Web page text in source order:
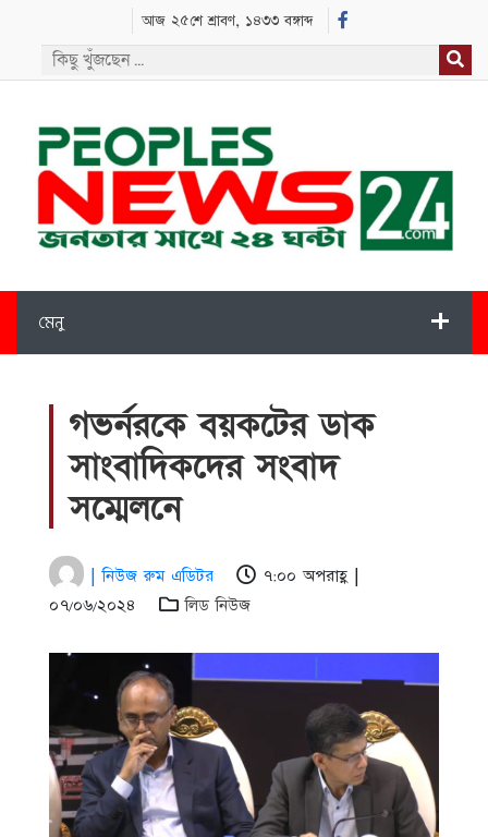
আজ ২৫শে শ্রাবণ, ১৪৩৩ বঙ্গাব্দ
মেনু
গভর্নরকে বয়কটের ডাক
সাংবাদিকদের সংবাদ
সম্মেলনে
| নিউজ রুম এডিটর
৭:০০ অপরাহ্ণ |
০৭/০৬/২০২৪
লিড নিউজ